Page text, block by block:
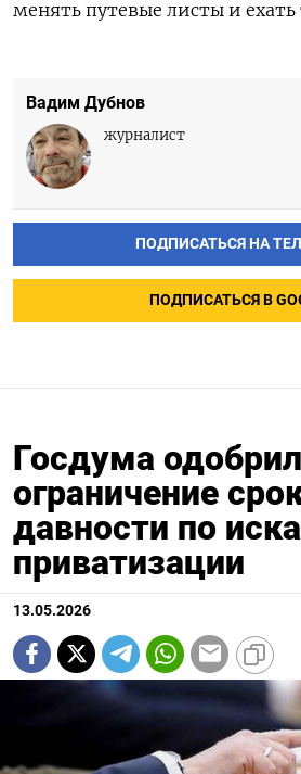
менять путевые листы и ехать
Вадим Дубнов
журналист
ПОДПИСАТЬСЯ НА
ПОДПИСАТЬСЯ В
Госдума
ограничение
давности по
приватизации
13.05.2026